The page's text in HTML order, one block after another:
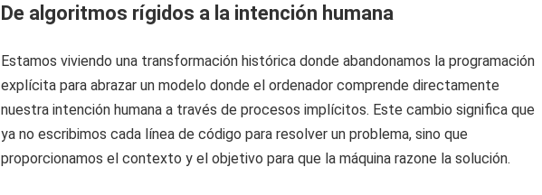
De algoritmos rígidos a la intención humana
Estamos viviendo una transformación histórica donde abandonamos la programación
explícita para abrazar un modelo donde el ordenador comprende directamente
nuestra intención humana a través de procesos implícitos. Este cambio significa que
ya no escribimos cada línea de código para resolver un problema, sino que
proporcionamos el contexto y el objetivo para que la máquina razone la solución.